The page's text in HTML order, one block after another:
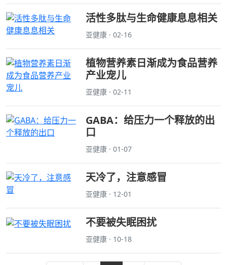
活性多肽与生命健康息息相关
亚健康 · 02-16
植物营养素日渐成为食品营养
产业宠儿
亚健康 · 02-11
GABA：给压力一个释放的出
口
亚健康 · 01-07
天冷了，注意感冒
亚健康 · 12-01
不要被失眠困扰
亚健康 · 10-18